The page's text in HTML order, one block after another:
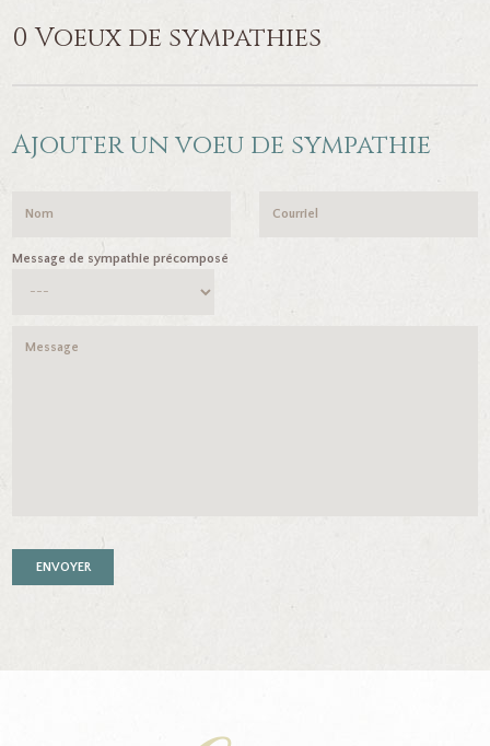
0 Voeux de sympathies
Ajouter un voeu de sympathie
Message de sympathie précomposé